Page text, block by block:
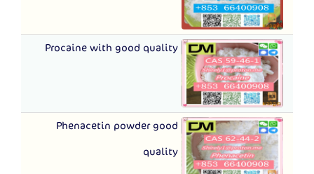
Procaine with good quality
Phenacetin powder good
quality